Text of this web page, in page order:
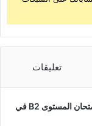
تعليقات
أهم الأسئلة المتكررة في امتحان المستوى B2 في